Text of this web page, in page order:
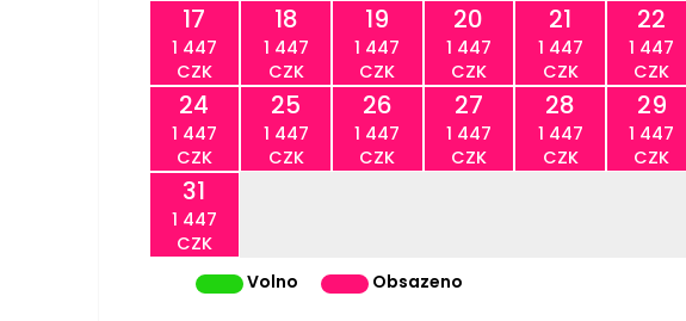
17
1 447
CZK
18
1 447
CZK
19
1 447
CZK
20
1 447
CZK
21
1 447
CZK
22
1 447
CZK
24
1 447
CZK
25
1 447
CZK
26
1 447
CZK
27
1 447
CZK
28
1 447
CZK
29
1 447
CZK
31
1 447
CZK
Volno Obsazeno